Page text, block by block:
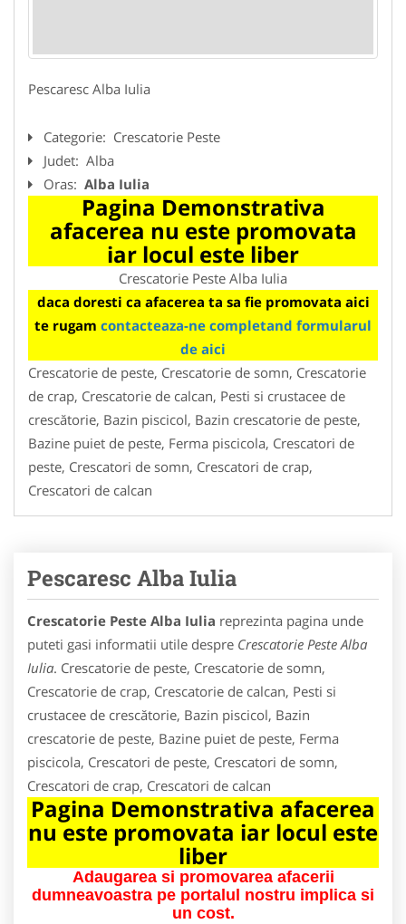
Pescaresc Alba Iulia
Categorie: Crescatorie Peste
Judet: Alba
Oras: Alba Iulia
Pagina Demonstrativa
afacerea nu este promovata
iar locul este liber
Crescatorie Peste Alba Iulia
daca doresti ca afacerea ta sa fie promovata aici
te rugam contacteaza-ne completand formularul
de aici
Crescatorie de peste, Crescatorie de somn, Crescatorie
de crap, Crescatorie de calcan, Pesti si crustacee de
crescătorie, Bazin piscicol, Bazin crescatorie de peste,
Bazine puiet de peste, Ferma piscicola, Crescatori de
peste, Crescatori de somn, Crescatori de crap,
Crescatori de calcan
Pescaresc Alba Iulia
Crescatorie Peste Alba Iulia reprezinta pagina unde
puteti gasi informatii utile despre Crescatorie Peste Alba
Iulia. Crescatorie de peste, Crescatorie de somn,
Crescatorie de crap, Crescatorie de calcan, Pesti si
crustacee de crescătorie, Bazin piscicol, Bazin
crescatorie de peste, Bazine puiet de peste, Ferma
piscicola, Crescatori de peste, Crescatori de somn,
Crescatori de crap, Crescatori de calcan
Pagina Demonstrativa afacerea
nu este promovata iar locul este
liber
Adaugarea si promovarea afacerii
dumneavoastra pe portalul nostru implica si
un cost.